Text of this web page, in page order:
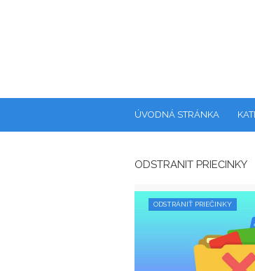
ÚVODNÁ STRÁNKA
ODSTRÁNIŤ PRIEČINKY
ODSTRÁNIŤ PRIEČINKY